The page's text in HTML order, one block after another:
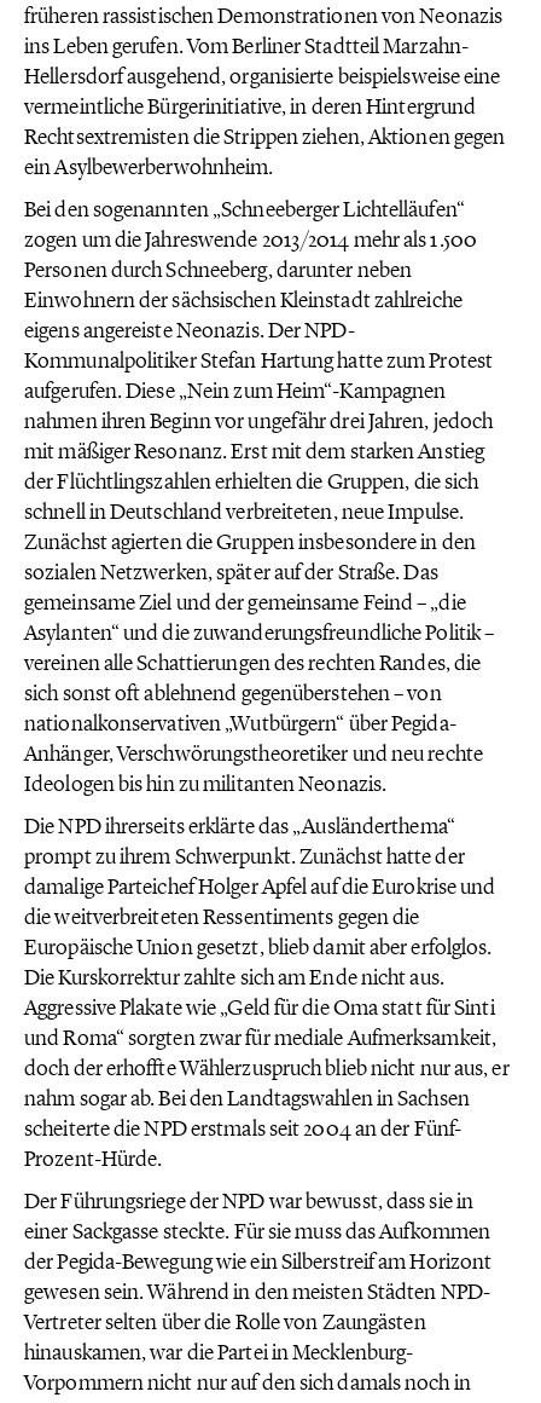
früheren rassistischen Demonstrationen von Neonazis
ins Leben gerufen. Vom Berliner Stadtteil Marzahn-
Hellersdorf ausgehend, organisierte beispielsweise eine
vermeintliche Bürgerinitiative, in deren Hintergrund
Rechtsextremisten die Strippen ziehen, Aktionen gegen
ein Asylbewerberwohnheim.
Bei den sogenannten „Schneeberger Lichtelläufen“
zogen um die Jahreswende 2013/2014 mehr als 1.500
Personen durch Schneeberg, darunter neben
Einwohnern der sächsischen Kleinstadt zahlreiche
eigens angereiste Neonazis. Der NPD-
Kommunalpolitiker Stefan Hartung hatte zum Protest
aufgerufen. Diese „Nein zum Heim“-Kampagnen
nahmen ihren Beginn vor ungefähr drei Jahren, jedoch
mit mäßiger Resonanz. Erst mit dem starken Anstieg
der Flüchtlingszahlen erhielten die Gruppen, die sich
schnell in Deutschland verbreiteten, neue Impulse.
Zunächst agierten die Gruppen insbesondere in den
sozialen Netzwerken, später auf der Straße. Das
gemeinsame Ziel und der gemeinsame Feind – „die
Asylanten“ und die zuwanderungsfreundliche Politik –
vereinen alle Schattierungen des rechten Randes, die
sich sonst oft ablehnend gegenüberstehen – von
nationalkonservativen „Wutbürgern“ über Pegida-
Anhänger, Verschwörungstheoretiker und neu rechte
Ideologen bis hin zu militanten Neonazis.
Die NPD ihrerseits erklärte das „Ausländerthema“
prompt zu ihrem Schwerpunkt. Zunächst hatte der
damalige Parteichef Holger Apfel auf die Eurokrise und
die weitverbreiteten Ressentiments gegen die
Europäische Union gesetzt, blieb damit aber erfolglos.
Die Kurskorrektur zahlte sich am Ende nicht aus.
Aggressive Plakate wie „Geld für die Oma statt für Sinti
und Roma“ sorgten zwar für mediale Aufmerksamkeit,
doch der erhoffte Wählerzuspruch blieb nicht nur aus, er
nahm sogar ab. Bei den Landtagswahlen in Sachsen
scheiterte die NPD erstmals seit 2004 an der Fünf-
Prozent-Hürde.
Der Führungsriege der NPD war bewusst, dass sie in
einer Sackgasse steckte. Für sie muss das Aufkommen
der Pegida-Bewegung wie ein Silberstreif am Horizont
gewesen sein. Während in den meisten Städten NPD-
Vertreter selten über die Rolle von Zaungästen
hinauskamen, war die Partei in Mecklenburg-
Vorpommern nicht nur auf den sich damals noch in